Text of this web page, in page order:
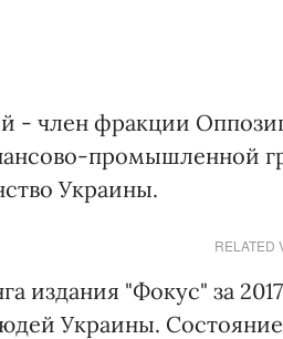
- член фракции
промышленной
Украины.
RELATED
издания "Фокус" за
Украины.